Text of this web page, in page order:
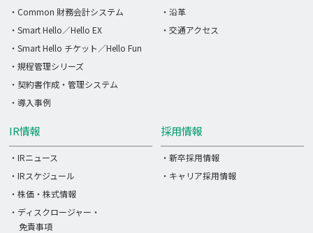
・Common 財務会計システム
・Smart Hello／Hello EX
・Smart Hello チケット／Hello Fun
・規程管理シリーズ
・契約書作成・管理システム
・導入事例
IR情報
・IRニュース
・IRスケジュール
・株価・株式情報
・ディスクロージャー・
免責事項
採用情報
・新卒採用情報
・キャリア採用情報
・沿革
・交通アクセス